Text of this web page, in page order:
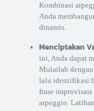
Kombinasi
Anda
dinamis.
Menciptakan
ini, Anda dapat
Mulailah dengan
lalu identifikasi
frase
arpeggio.